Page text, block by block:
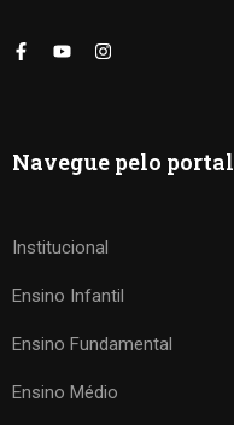
Navegue pelo portal
Institucional
Ensino Infantil
Ensino Fundamental
Ensino Médio